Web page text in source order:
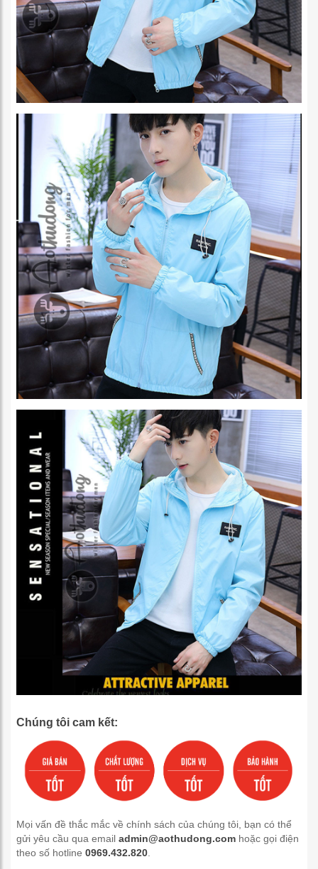
Chúng tôi cam kết:
Mọi vấn đề thắc mắc về chính sách của chúng tôi, bạn có thể
gửi yêu cầu qua email admin@aothudong.com hoặc gọi điện
theo số hotline 0969.432.820